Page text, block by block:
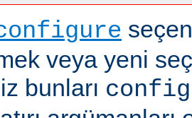
veya yeni
bunları